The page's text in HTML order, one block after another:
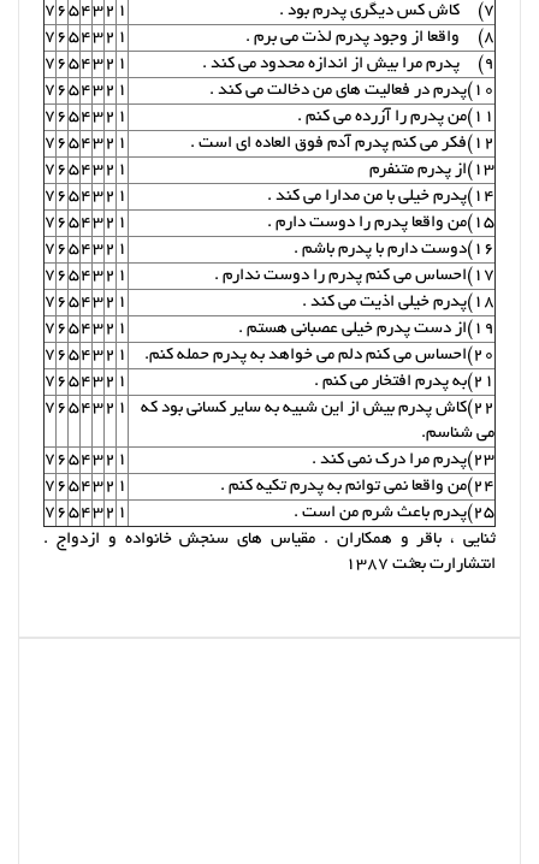
7) کاش کس دیگری پدرم بود .
1
2
3
4
5
6
7
8) واقعا از وجود پدرم لذت می برم .
1
2
3
4
5
6
7
9) پدرم مرا بیش از اندازه محدود می کند .
1
2
3
4
5
6
7
10)پدرم در فعالیت های من دخالت می کند .
1
2
3
4
5
6
7
11)من پدرم را آزرده می کنم .
1
2
3
4
5
6
7
12)فکر می کنم پدرم آدم فوق العاده ای است .
1
2
3
4
5
6
7
13)از پدرم متنفرم
1
2
3
4
5
6
7
14)پدرم خیلی با من مدارا می کند .
1
2
3
4
5
6
7
15)من واقعا پدرم را دوست دارم .
1
2
3
4
5
6
7
16)دوست دارم با پدرم باشم .
1
2
3
4
5
6
7
17)احساس می کنم پدرم را دوست ندارم .
1
2
3
4
5
6
7
18)پدرم خیلی اذیت می کند .
1
2
3
4
5
6
7
19)از دست پدرم خیلی عصبانی هستم .
1
2
3
4
5
6
7
20)احساس می کنم دلم می خواهد به پدرم حمله کنم.
1
2
3
4
5
6
7
21)به پدرم افتخار می کنم .
1
2
3
4
5
6
7
22)کاش پدرم بیش از این شبیه به سایر کسانی بود که
می شناسم.
1
2
3
4
5
6
7
23)پدرم مرا درک نمی کند . 1
2
3
4
5
6
7
24)من واقعا نمی توانم به پدرم تکیه کنم .
1
2
3
4
5
6
7
25)پدرم باعث شرم من است .
1
2
3
4
5
6
7
ثنایی ، باقر و همکاران . مقیاس های سنجش خانواده و ازدواج .
انتشارارت بعثت 1387